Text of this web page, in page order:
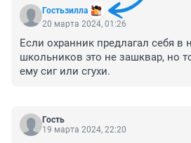
погулять, или идти к охраннику в
Кто то явно врет.
Гостьзилла
20 марта 2024, 01:26
Если охранник предлагал себя в
школьников это не зашквар, но
ему сиг или сгухи.
Гость
19 марта 2024, 22:20